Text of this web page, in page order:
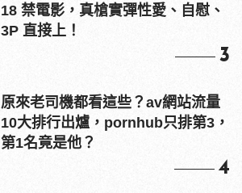
18 禁電影，真槍實彈性愛、自慰、
3P 直接上！
3
原來老司機都看這些？av網站流量
10大排行出爐，pornhub只排第3，
第1名竟是他？
4